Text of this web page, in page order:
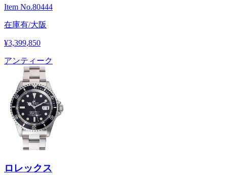
Item No.80444
在庫有/大阪
¥3,399,850
アンティーク
ロレックス